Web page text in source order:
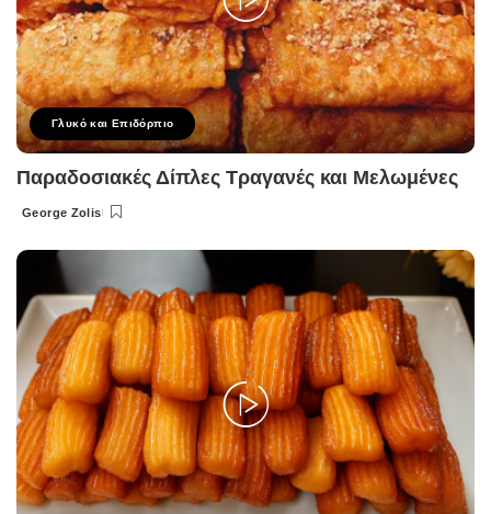
Γλυκό και Επιδόρπιο
Παραδοσιακές Δίπλες Τραγανές και Μελωμένες
Posted
George Zolis